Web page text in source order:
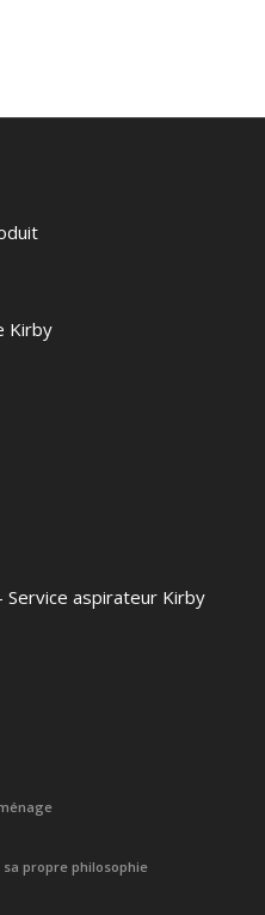
Kirby
aspirateur Kirby
sa propre philosophie